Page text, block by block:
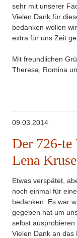
sehr mit unserer
Vielen Dank für
bedanken wollen
extra für uns Zeit
Mit freundlichen
Theresa, Romina
09.03.2014
Der 726-
Lena Kruse
Etwas verspätet,
noch einmal für
bedanken. Es war
gegeben hat um
selbst ausprobieren
Vielen Dank an das